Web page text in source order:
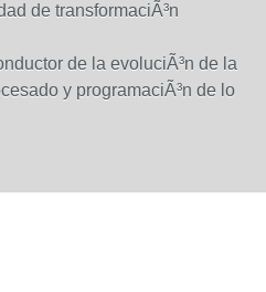
de transformaciÃ³n
de la evoluciÃ³n de la
y programaciÃ³n de lo